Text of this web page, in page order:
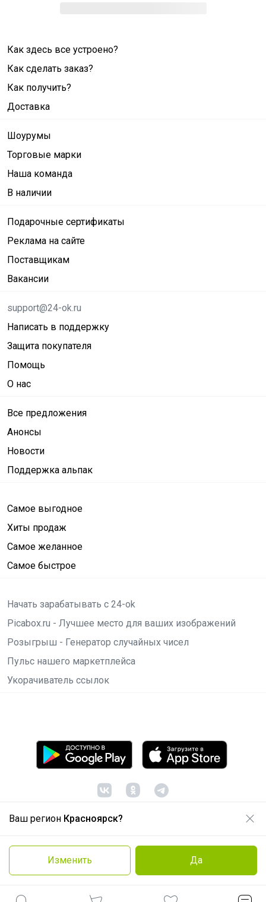
Ваш регион Красноярск?
Изменить Да
Как здесь все устроено?
Как сделать заказ?
Как получить?
Доставка
Шоурумы
Торговые марки
Наша команда
В наличии
Подарочные сертификаты
Реклама на сайте
Поставщикам
Вакансии
support@24-ok.ru
Написать в поддержку
Защита покупателя
Помощь
О нас
Все предложения
Анонсы
Новости
Поддержка альпак
Самое выгодное
Хиты продаж
Самое желанное
Самое быстрое
Начать зарабатывать с 24-ok
Picabox.ru - Лучшее место для ваших изображений
Розыгрыш - Генератор случайных чисел
Пульс нашего маркетплейса
Укорачиватель ссылок
© ООО "Лявита", ОГРН 1122468054070, 2012 -2026
Политика конфиденциальности
Cоглашение пользователя